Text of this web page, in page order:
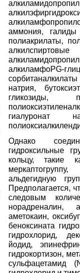
аммония, галиды
полиакрилаты,
алкилспиртовые
алкиламфоPG-
натрия,
гликозиды,
гиалуронат
Однако
гидроксильные
кольцу, такие
альдегидную
Предполагается,
следовым
норадреналин,
аметокаин,
беноксината
гидрохлорид,
йодид,
гидрокортизон,
сульфацетамид